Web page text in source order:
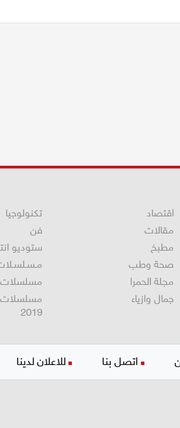
اقتصاد
مقالات
مطبخ
صحة وطب
مجلة الحمرا
جمال وازياء
تكنولوجيا
فن
ستوديو
مسلسلات
2019
اتصل بنا للاعلان لدينا